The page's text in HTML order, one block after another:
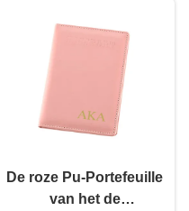
Gepersonaliseerde
De roze Pu-Portefeuille
van het de